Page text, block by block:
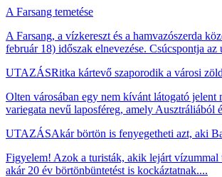
A Farsang temetése
A Farsang, a vízkereszt és a hamvazószerda
február 18) időszak elnevezése. Csúcspontja az
UTAZÁSRitka kártevő szaporodik a városi
Olten városában egy nem kívánt látogató jelent
variegata nevű laposféreg, amely Ausztráliából
UTAZÁSAkár börtön is fenyegetheti azt, aki
Figyelem! Azok a turisták, akik lejárt vízummal
akár 20 év börtönbüntetést is kockáztatnak....